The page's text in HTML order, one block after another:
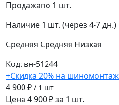
Продажапо 1 шт.
Наличие 1 шт. (через 4-7 дн.)
Средняя Средняя Низкая
Код: вн-51244
+Скидка 20% на шиномонтаж
4 900 ₽ / 1 шт
Цена 4 900 ₽ за 1 шт.